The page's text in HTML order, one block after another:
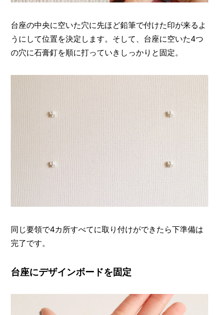
台座の中央に空いた穴に先ほど鉛筆で付けた印が来るよ
うにして位置を決定します。そして、台座に空いた4つ
の穴に石膏釘を順に打っていきしっかりと固定。
同じ要領で4カ所すべてに取り付けができたら下準備は
完了です。
台座にデザインボードを固定